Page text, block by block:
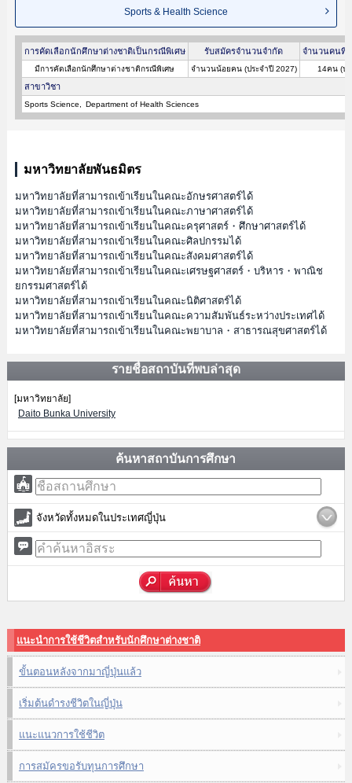
Sports & Health Science
การคัดเลือกนักศึกษาต่างชาติเป็นกรณีพิเศษ รับสมัครจำนวนจำกัด จำนวนคนที่
มีการคัดเลือกนักศึกษาต่างชาติกรณีพิเศษ จำนวนน้อยคน (ประจำปี 2027) 14คน (ป
สาขาวิชา
Sports Science Department of Health Sciences
มหาวิทยาลัยพันธมิตร
มหาวิทยาลัยที่สามารถเข้าเรียนในคณะอักษรศาสตร์ได้
มหาวิทยาลัยที่สามารถเข้าเรียนในคณะภาษาศาสตร์ได้
มหาวิทยาลัยที่สามารถเข้าเรียนในคณะครุศาสตร์・ศึกษาศาสตร์ได้
มหาวิทยาลัยที่สามารถเข้าเรียนในคณะศิลปกรรมได้
มหาวิทยาลัยที่สามารถเข้าเรียนในคณะสังคมศาสตร์ได้
มหาวิทยาลัยที่สามารถเข้าเรียนในคณะเศรษฐศาสตร์・บริหาร・พาณิช
ยกรรมศาสตร์ได้
มหาวิทยาลัยที่สามารถเข้าเรียนในคณะนิติศาสตร์ได้
มหาวิทยาลัยที่สามารถเข้าเรียนในคณะความสัมพันธ์ระหว่างประเทศได้
มหาวิทยาลัยที่สามารถเข้าเรียนในคณะพยาบาล・สาธารณสุขศาสตร์ได้
รายชื่อสถาบันที่พบล่าสุด
[มหาวิทยาลัย]
Daito Bunka University
ค้นหาสถาบันการศึกษา
จังหวัดทั้งหมดในประเทศญี่ปุ่น
แนะนำการใช้ชีวิตสำหรับนักศึกษาต่างชาติ
ขั้นตอนหลังจากมาญี่ปุ่นแล้ว
เริ่มต้นดำรงชีวิตในญี่ปุ่น
แนะแนวการใช้ชีวิต
การสมัครขอรับทุนการศึกษา